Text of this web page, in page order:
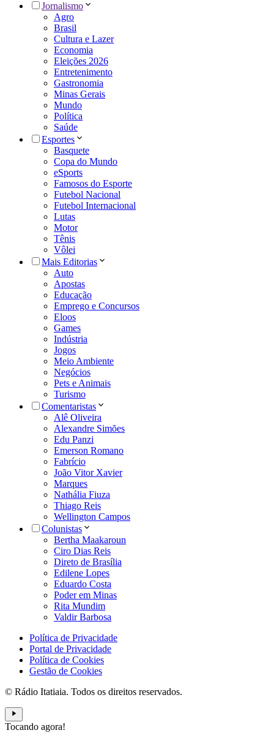
Jornalismo
Agro
Brasil
Cultura e Lazer
Economia
Eleições 2026
Entretenimento
Gastronomia
Minas Gerais
Mundo
Política
Saúde
Esportes
Basquete
Copa do Mundo
eSports
Famosos do Esporte
Futebol Nacional
Futebol Internacional
Lutas
Motor
Tênis
Vôlei
Mais Editorias
Auto
Apostas
Educação
Emprego e Concursos
Eloos
Games
Indústria
Jogos
Meio Ambiente
Negócios
Pets e Animais
Turismo
Comentaristas
Alê Oliveira
Alexandre Simões
Edu Panzi
Emerson Romano
Fabrício
João Vitor Xavier
Marques
Nathália Fiuza
Thiago Reis
Wellington Campos
Colunistas
Bertha Maakaroun
Ciro Dias Reis
Direto de Brasília
Edilene Lopes
Eduardo Costa
Poder em Minas
Rita Mundim
Valdir Barbosa
Política de Privacidade
Portal de Privacidade
Política de Cookies
Gestão de Cookies
© Rádio Itatiaia. Todos os direitos reservados.
Tocando agora!